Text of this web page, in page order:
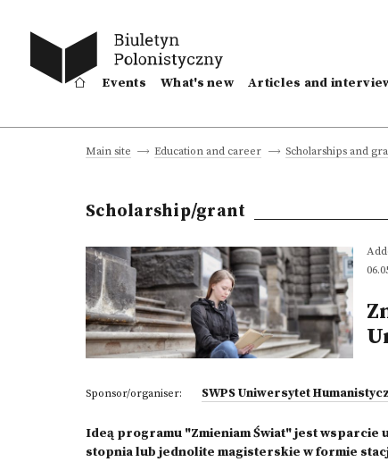
Events What's new Articles and
Main site Education and career Scholarships and
Scholarship/grant
Sponsor/organiser: SWPS Uniwersytet
Ideą programu "Zmieniam Świat" jest wsparcie
stopnia lub jednolite magisterskie w formie